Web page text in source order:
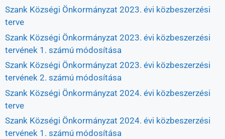
Szank Községi Önkormányzat 2023. évi közbeszerzési
terve
Szank Községi Önkormányzat 2023. évi közbeszerzési
tervének 1. számú módosítása
Szank Községi Önkormányzat 2023. évi közbeszerzési
tervének 2. számú módosítása
Szank Községi Önkormányzat 2024. évi közbeszerzési
terve
Szank Községi Önkormányzat 2024. évi közbeszerzési
tervének 1. számú módosítása